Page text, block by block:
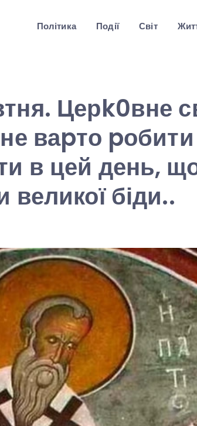
Політика Події Світ
Церk0вне
ваpто
в цей день,
великої біди..